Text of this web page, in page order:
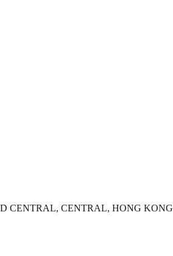
CENTRAL, CENTRAL, HONG KONG